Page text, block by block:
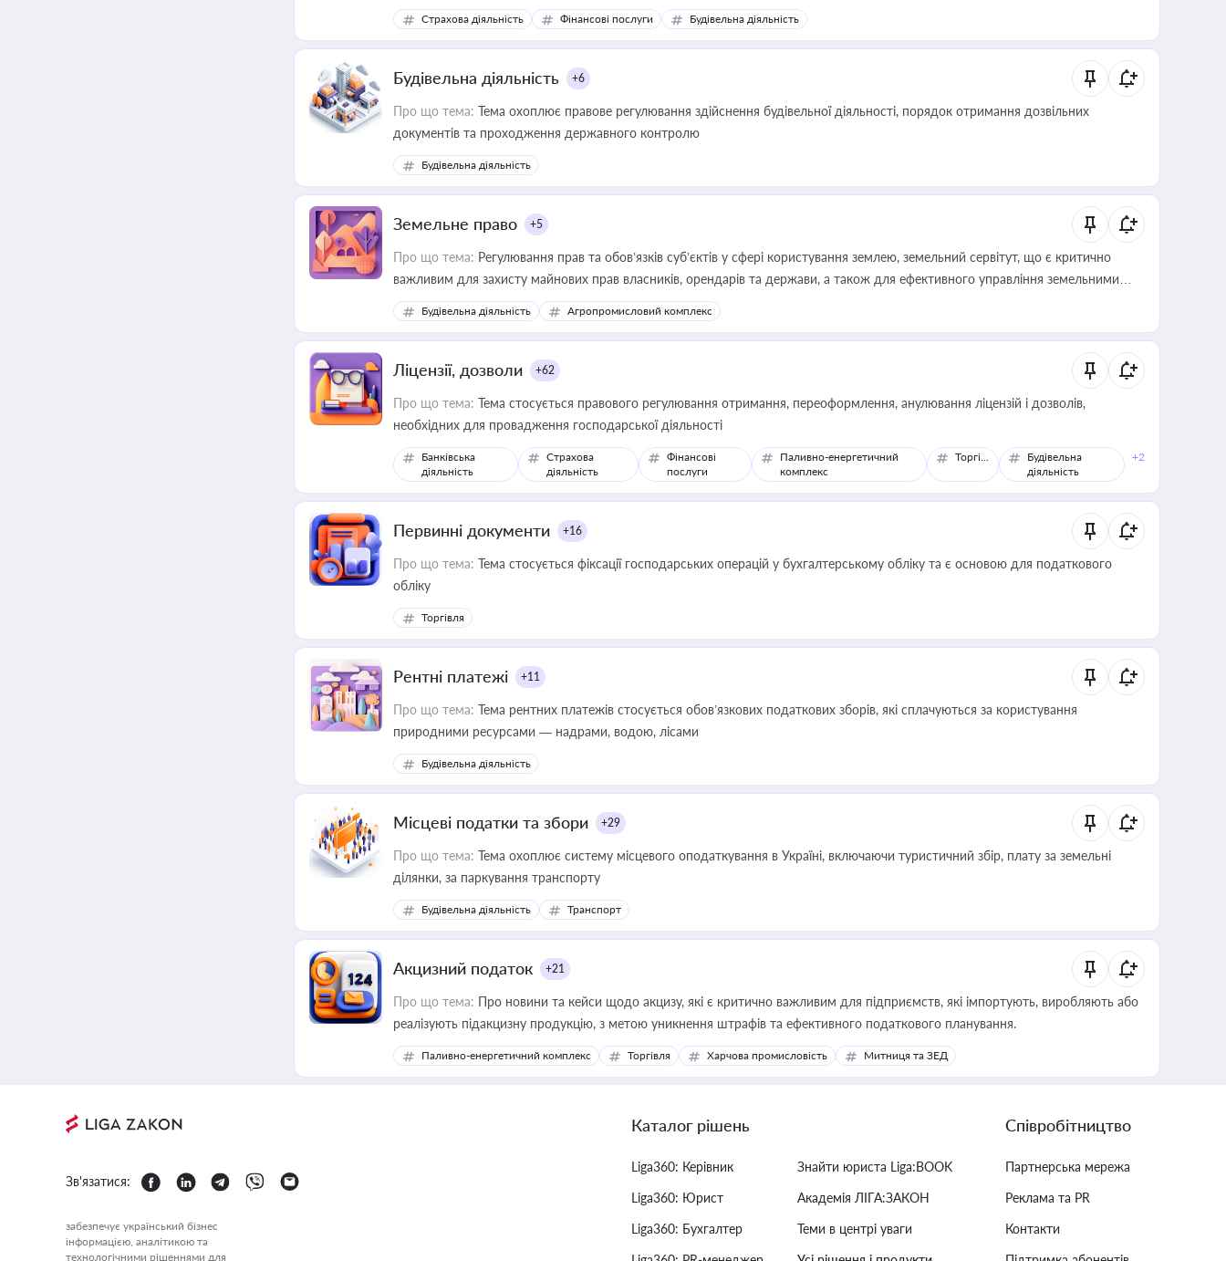
медійних змін у цій сфері корисне для власника бізнесу, керівника, юриста або бухгалтера під час оподаткування,
приватизації, оренди державного майна, корпоративних угод і перевірки статусу суб'єктів оціночної діяльності
Страхова діяльність Фінансові послуги Будівельна діяльність
Будівельна діяльність +6
Про що тема: Тема охоплює правове регулювання здійснення будівельної діяльності, порядок отримання дозвільних
документів та проходження державного контролю
Будівельна діяльність
Земельне право +5
Про що тема: Регулювання прав та обов’язків суб’єктів у сфері користування землею, земельний сервітут, що є критично
важливим для захисту майнових прав власників, орендарів та держави, а також для ефективного управління земельними
ресурсами
Будівельна діяльність Агропромисловий комплекс
Ліцензії, дозволи +62
Про що тема: Тема стосується правового регулювання отримання, переоформлення, анулювання ліцензій і дозволів,
необхідних для провадження господарської діяльності
Банківська
діяльність
Страхова
діяльність
Фінансові
послуги
Паливно-енергетичний
комплекс
Торгівля
Будівельна
діяльність
+2
Первинні документи +16
Про що тема: Тема стосується фіксації господарських операцій у бухгалтерському обліку та є основою для податкового
обліку
Торгівля
Рентні платежі +11
Про що тема: Тема рентних платежів стосується обов’язкових податкових зборів, які сплачуються за користування
природними ресурсами — надрами, водою, лісами
Будівельна діяльність
Місцеві податки та збори +29
Про що тема: Тема охоплює систему місцевого оподаткування в Україні, включаючи туристичний збір, плату за земельні
ділянки, за паркування транспорту
Будівельна діяльність Транспорт
Акцизний податок +21
Про що тема: Про новини та кейси щодо акцизу, які є критично важливим для підприємств, які імпортують, виробляють або
реалізують підакцизну продукцію, з метою уникнення штрафів та ефективного податкового планування.
Паливно-енергетичний комплекс Торгівля Харчова промисловість Митниця та ЗЕД
Зв'язатися:
забезпечує український бізнес
інформацією, аналітикою та
технологічними рішеннями для
Каталог рішень
Liga360: Керівник
Liga360: Юрист
Liga360: Бухгалтер
Знайти юриста Liga:BOOK
Академія ЛІГА:ЗАКОН
Теми в центрі уваги
Співробітництво
Партнерська мережа
Реклама та PR
Контакти